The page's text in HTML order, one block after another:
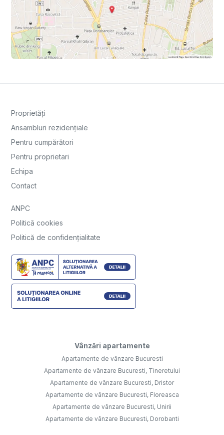
Proprietăți
Ansambluri rezidențiale
Pentru cumpărători
Pentru proprietari
Echipa
Contact
ANPC
Politică cookies
Politică de confidențialitate
Vânzări apartamente
Apartamente de vânzare Bucuresti
Apartamente de vânzare Bucuresti, Tineretului
Apartamente de vânzare Bucuresti, Dristor
Apartamente de vânzare Bucuresti, Floreasca
Apartamente de vânzare Bucuresti, Unirii
Apartamente de vânzare Bucuresti, Dorobanti